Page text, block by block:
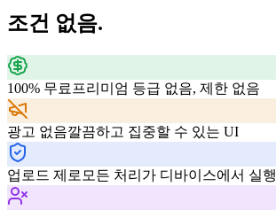
조건 없음.
100% 무료 프리미엄 등급 없음, 제한 없음
광고 없음깔끔하고 집중할 수 있는 UI
업로드 제로 모든 처리가 디바이스에서 실행